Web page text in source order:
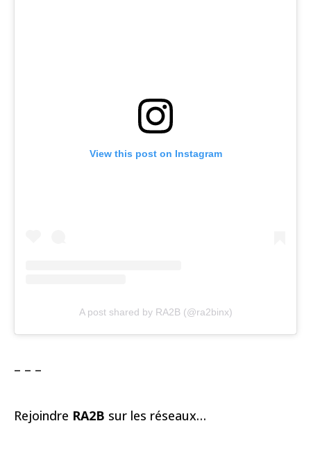
View this post on Instagram
A post shared by RA2B (@ra2binx)
– – –
Rejoindre RA2B sur les réseaux…